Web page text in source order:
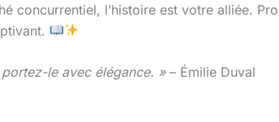
concurrentiel, l’histoire est votre alliée.
le avec élégance. »– Émilie Duval